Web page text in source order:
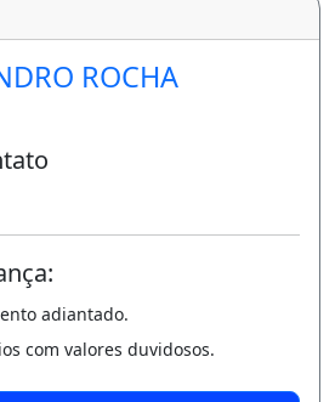
ROCHA
adiantado.
com valores duvidosos.